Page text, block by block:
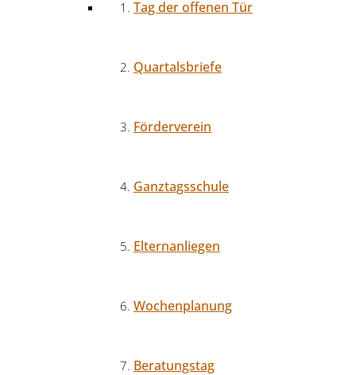
Tag der offenen Tür
Quartalsbriefe
Förderverein
Ganztagsschule
Elternanliegen
Wochenplanung
Beratungstag